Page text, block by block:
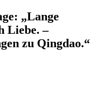
„Lange
Liebe. –
zu Qingdao.“